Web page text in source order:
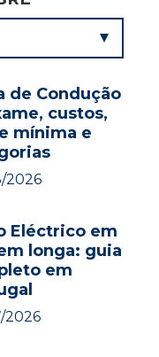
de Condução
custos,
mínima e
2026
Eléctrico em
longa: guia
em
2026